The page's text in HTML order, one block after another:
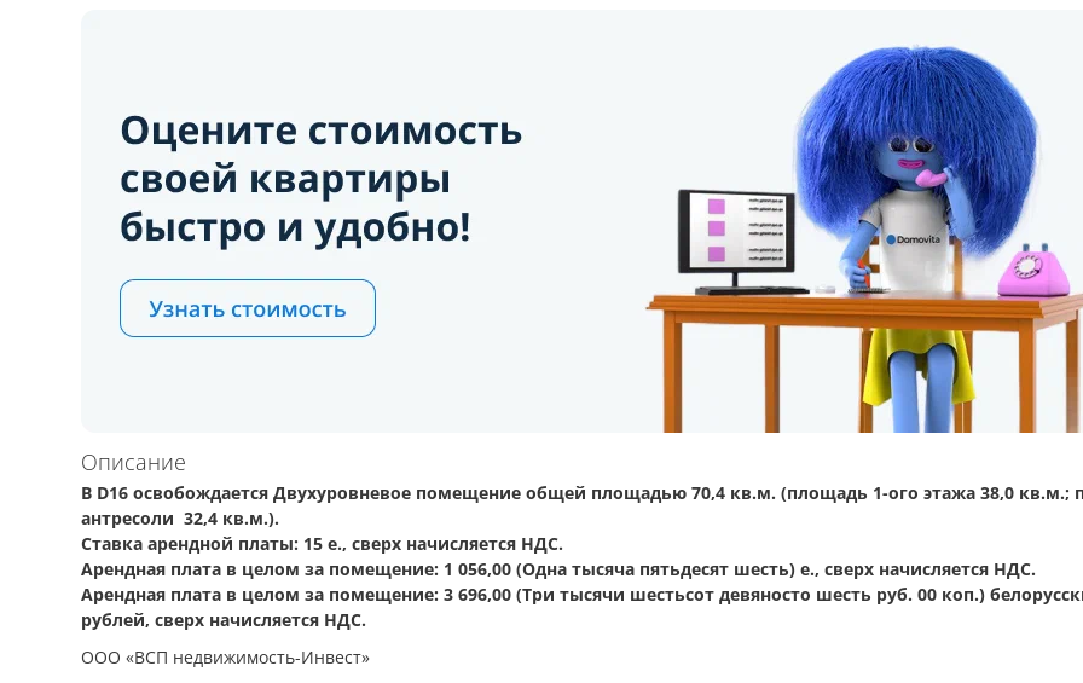
Описание
В D16 освобождается Двухуровневое помещение общей площадью 70,4 кв.м. (площадь 1-ого этажа 38,0 кв.м.;
антресоли 32,4 кв.м.).
Ставка арендной платы: 15 е., сверх начисляется НДС.
Арендная плата в целом за помещение: 1 056,00 (Одна тысяча пятьдесят шесть) е., сверх начисляется НДС.
Арендная плата в целом за помещение: 3 696,00 (Три тысячи шестьсот девяносто шесть руб. 00 коп.)
рублей, сверх начисляется НДС.
ООО «ВСП недвижимость-Инвест»